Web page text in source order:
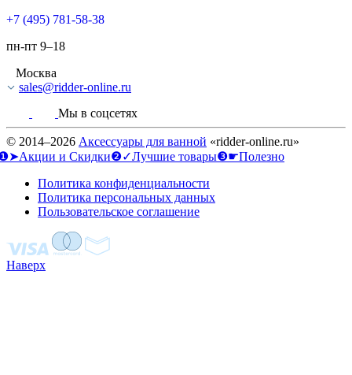
+7 (495) 781-58-38
пн-пт 9–18
Москва
sales@ridder-online.ru
Мы в соцсетях
© 2014–2026 Аксессуары для ванной «ridder-online.ru»
и Скидки❷✓Лучшие товары❸☛Полезно
Политика конфиденциальности
Политика персональных данных
Пользовательское соглашение
Наверх